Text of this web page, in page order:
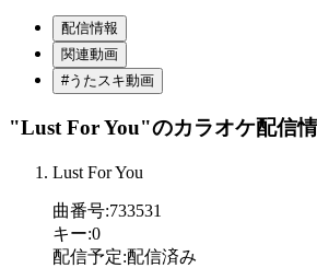
配信情報
関連動画
#うたスキ動画
"Lust For You"のカラオケ配信
Lust For You
曲番号:733531
キー:0
配信予定:配信済み